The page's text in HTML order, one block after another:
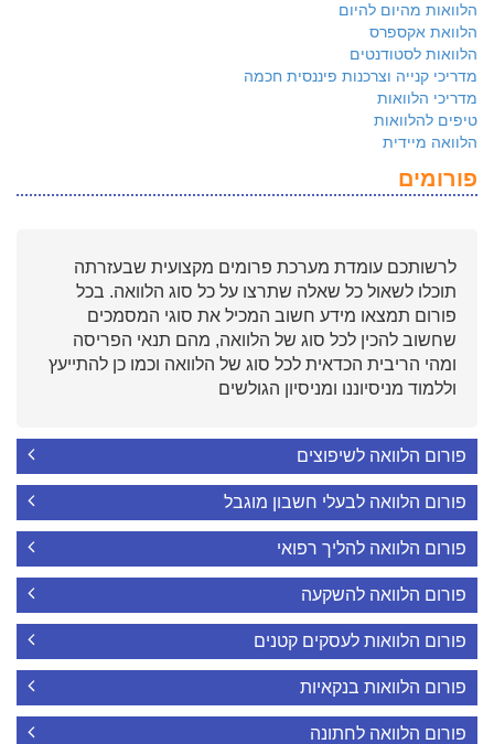
הלוואות מהיום להיום
הלוואת אקספרס
הלוואות לסטודנטים
מדריכי קנייה וצרכנות פיננסית חכמה
מדריכי הלוואות
טיפים להלוואות
הלוואה מיידית
פורומים
לרשותכם עומדת מערכת פרומים מקצועית שבעזרתה
תוכלו לשאול כל שאלה שתרצו על כל סוג הלוואה. בכל
פורום תמצאו מידע חשוב המכיל את סוגי המסמכים
שחשוב להכין לכל סוג של הלוואה, מהם תנאי הפריסה
ומהי הריבית הכדאית לכל סוג של הלוואה וכמו כן להתייעץ
וללמוד מניסיוננו ומניסיון הגולשים
פורום הלוואה לשיפוצים
פורום הלוואה לבעלי חשבון מוגבל
פורום הלוואה להליך רפואי
פורום הלוואה להשקעה
פורום הלוואות לעסקים קטנים
פורום הלוואות בנקאיות
פורום הלוואה לחתונה